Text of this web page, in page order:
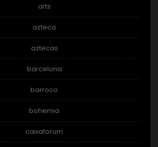
arts
azteca
aztecas
barcelona
barroco
bohemia
caixaforum